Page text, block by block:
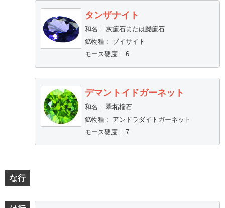
タンザナイト
和名 :
灰簾石または黝簾石
鉱物種:
ゾイサイト
モース硬度: 6
デマントイドガーネット
和名 : 翠柘榴石
鉱物種:
アンドラダイトガーネット
モース硬度: 7
な行